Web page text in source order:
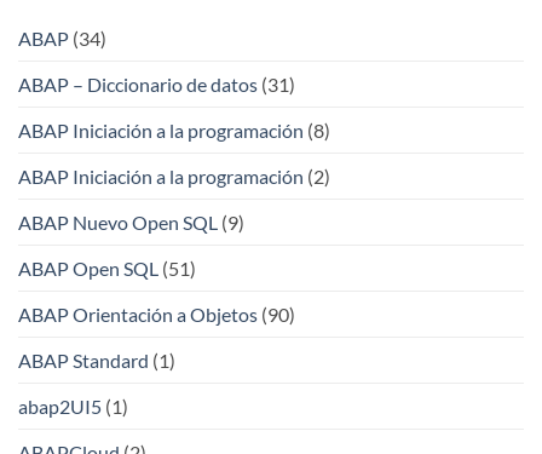
ABAP (34)
ABAP – Diccionario de datos (31)
ABAP Iniciación a la programación (8)
ABAP Iniciación a la programación (2)
ABAP Nuevo Open SQL (9)
ABAP Open SQL (51)
ABAP Orientación a Objetos (90)
ABAP Standard (1)
abap2UI5 (1)